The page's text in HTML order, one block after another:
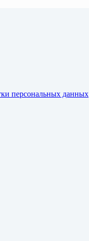
персональных данных